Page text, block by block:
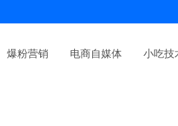
爆粉营销 电商自媒体 小吃技